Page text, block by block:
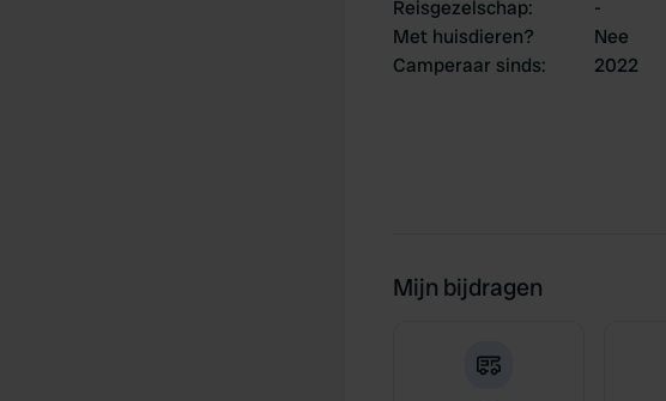
Reisgezelschap:
-
Met huisdieren?
Nee
Camperaar sinds: 2022
Mijn bijdragen